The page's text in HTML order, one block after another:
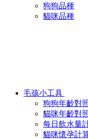
狗狗品種
貓咪品種
毛孩小工具
狗狗年齡對
貓咪年齡對
每日飲水量
貓咪懷孕計